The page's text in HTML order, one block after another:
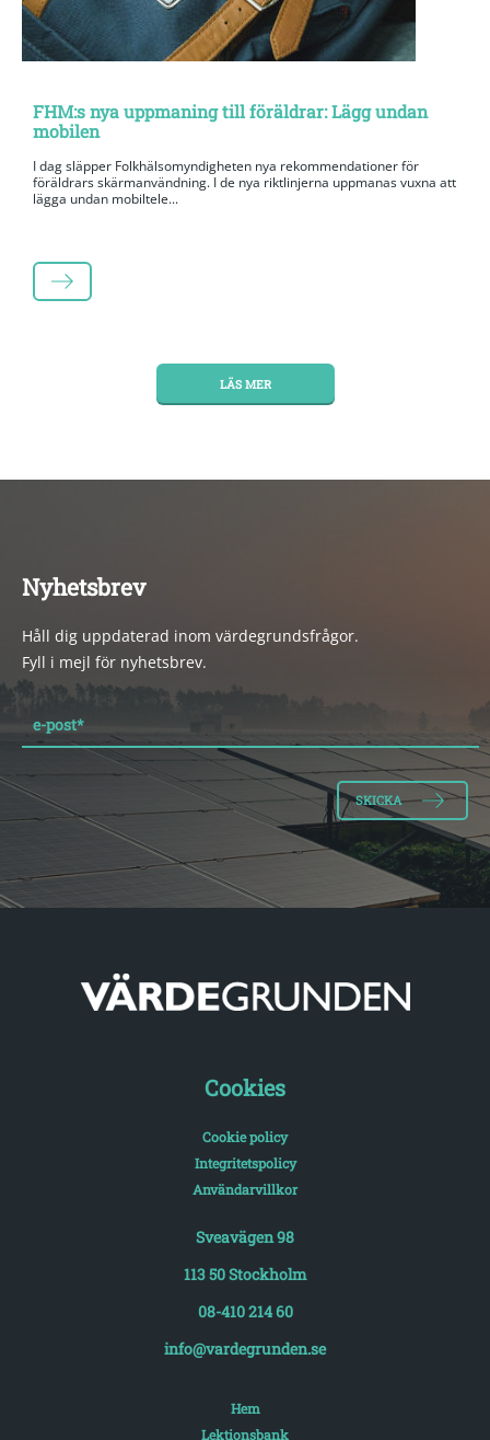
FHM:s nya uppmaning till föräldrar: Lägg undan
mobilen
I dag släpper Folkhälsomyndigheten nya rekommendationer för
föräldrars skärmanvändning. I de nya riktlinjerna uppmanas vuxna att
lägga undan mobiltele...
LÄS MER
LÄS MER
Nyhetsbrev
Håll dig uppdaterad inom värdegrundsfrågor.
Fyll i mejl för nyhetsbrev.
e-post*
Cookies
Cookie policy
Integritetspolicy
Användarvillkor
Sveavägen 98
113 50 Stockholm
08-410 214 60
info@vardegrunden.se
Hem
Lektionsbank